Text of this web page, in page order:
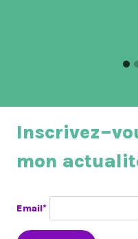
mon
Email*